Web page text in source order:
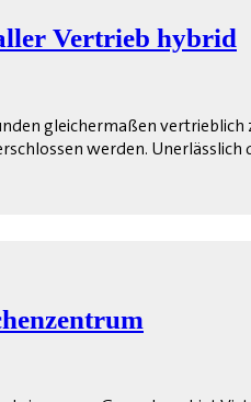
Vertrieb hybrid
gleichermaßen vertrieblich
werden. Unerlässlich